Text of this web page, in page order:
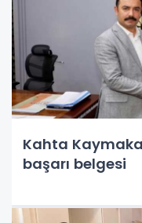
Kahta
başarı belgesi